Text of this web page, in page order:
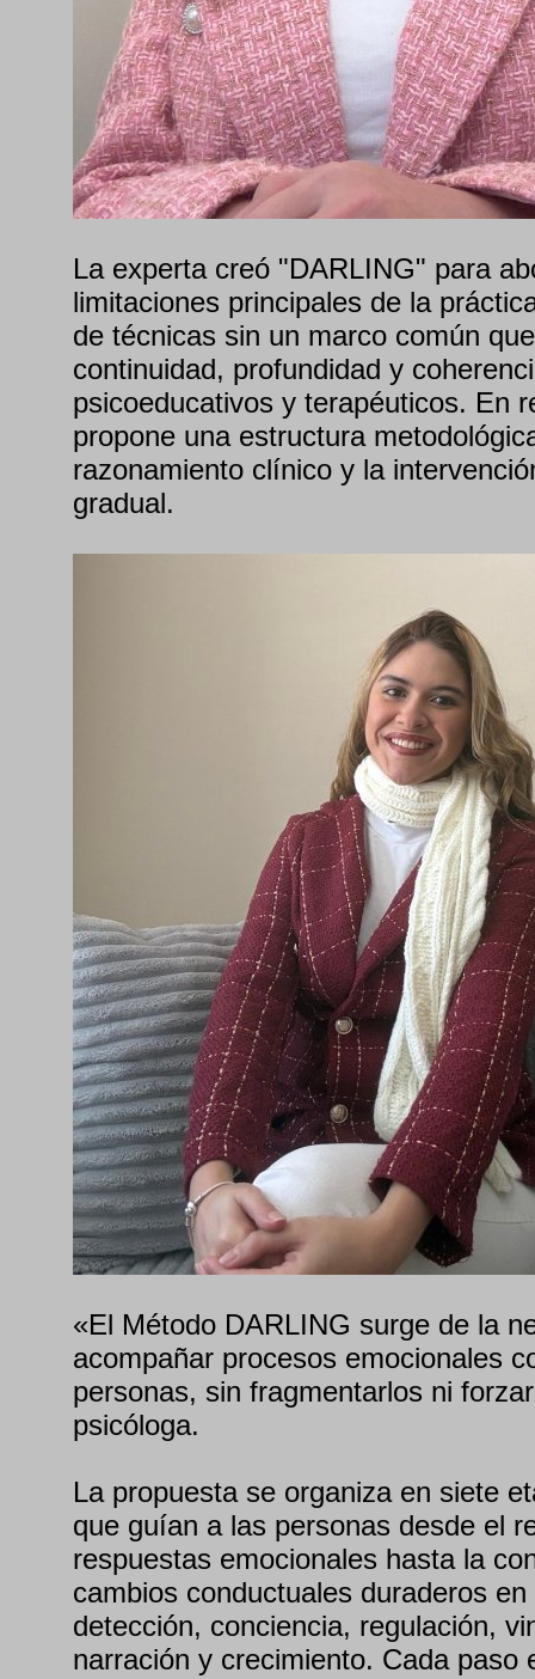
La experta creó "DARLING" para
limitaciones principales de la
de técnicas sin un marco común
continuidad, profundidad y
psicoeducativos y terapéuticos. En
propone una estructura
razonamiento clínico y la
gradual.
«El Método DARLING surge de la
acompañar procesos emocionales
personas, sin fragmentarlos ni
psicóloga.
La propuesta se organiza en siete
que guían a las personas desde el
respuestas emocionales hasta la
cambios conductuales duraderos
detección, conciencia, regulación,
narración y crecimiento. Cada paso